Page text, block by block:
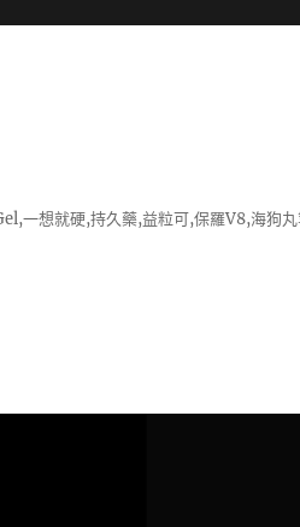
一想就硬,持久藥,益粒可,保羅V8,海狗